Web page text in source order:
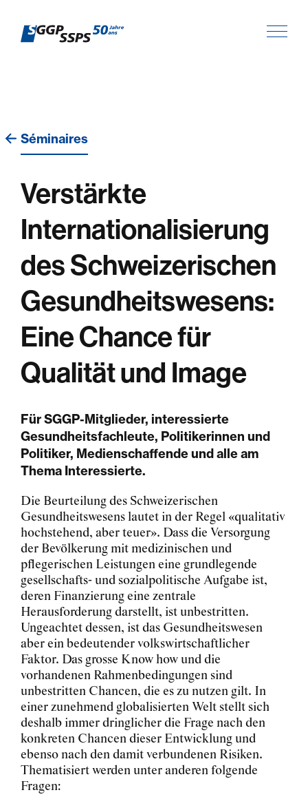
Séminaires
Verstärkte
Internationalisierung
des Schweizerischen
Gesundheitswesens:
Eine Chance für
Qualität und Image
Für SGGP-Mitglieder, interessierte
Gesundheitsfachleute, Politikerinnen und
Politiker, Medienschaffende und alle am
Thema Interessierte.
Die Beurteilung des Schweizerischen
Gesundheitswesens lautet in der Regel «qualitativ
hochstehend, aber teuer». Dass die Versorgung
der Bevölkerung mit medizinischen und
pflegerischen Leistungen eine grundlegende
gesellschafts- und sozialpolitische Aufgabe ist,
deren Finanzierung eine zentrale
Herausforderung darstellt, ist unbestritten.
Ungeachtet dessen, ist das Gesundheitswesen
aber ein bedeutender volkswirtschaftlicher
Faktor. Das grosse Know how und die
vorhandenen Rahmenbedingungen sind
unbestritten Chancen, die es zu nutzen gilt. In
einer zunehmend globalisierten Welt stellt sich
deshalb immer dringlicher die Frage nach den
konkreten Chancen dieser Entwicklung und
ebenso nach den damit verbundenen Risiken.
Thematisiert werden unter anderen folgende
Fragen: